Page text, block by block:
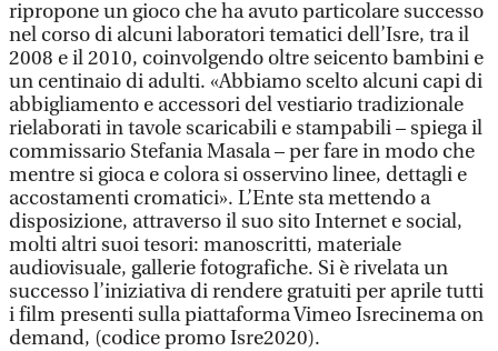
ripropone un gioco che ha avuto particolare successo
nel corso di alcuni laboratori tematici dell’Isre, tra il
2008 e il 2010, coinvolgendo oltre seicento bambini e
un centinaio di adulti. «Abbiamo scelto alcuni capi di
abbigliamento e accessori del vestiario tradizionale
rielaborati in tavole scaricabili e stampabili – spiega il
commissario Stefania Masala – per fare in modo che
mentre si gioca e colora si osservino linee, dettagli e
accostamenti cromatici». L’Ente sta mettendo a
disposizione, attraverso il suo sito Internet e social,
molti altri suoi tesori: manoscritti, materiale
audiovisuale, gallerie fotografiche. Si è rivelata un
successo l’iniziativa di rendere gratuiti per aprile tutti
i film presenti sulla piattaforma Vimeo Isrecinema on
demand, (codice promo Isre2020).